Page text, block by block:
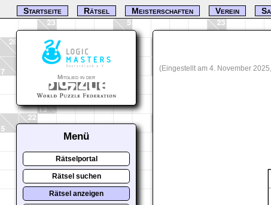
(Eingestellt am 4. November
Startseite Rätsel Meisterschaften Verein
Mitglied in der
Menü
Rätselportal
Rätsel suchen
Rätsel anzeigen